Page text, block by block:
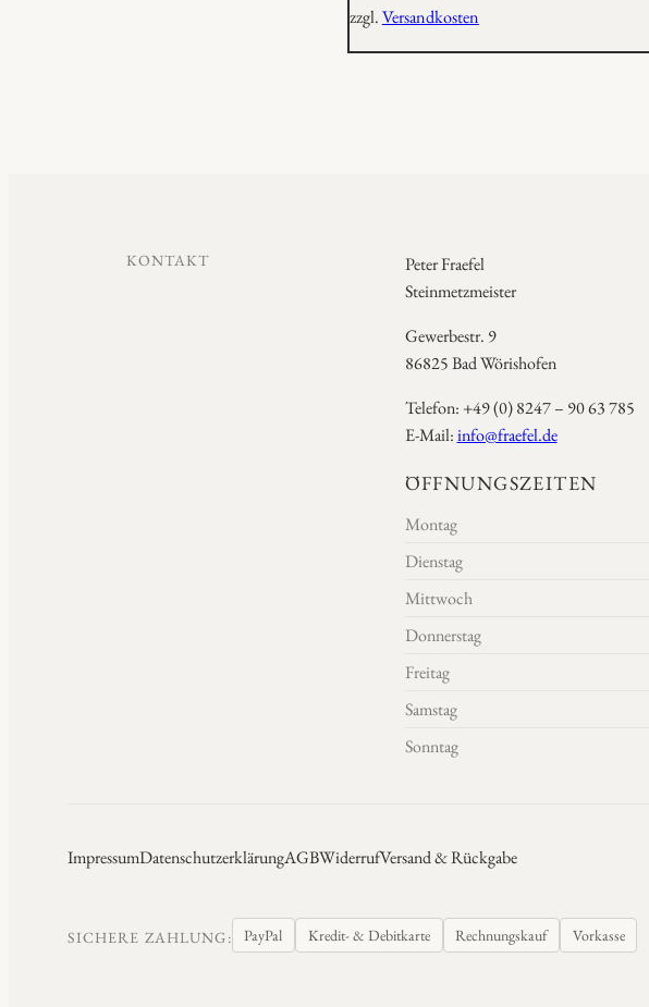
zzgl.Versandkosten
KONTAKT
Peter Fraefel
Steinmetzmeister
Gewerbestr. 9
86825 Bad Wörishofen
Telefon: +49 (0) 8247 – 90 63 785
E-Mail:info@fraefel.de
ÖFFNUNGSZEITEN
Montag
Dienstag
Mittwoch
Donnerstag
Freitag
Samstag
Sonntag
ImpressumDatenschutzerklärungAGBWiderrufVersand & Rückgabe
SICHERE ZAHLUNG: PayPal Kredit- & Debitkarte Rechnungskauf Vorkasse